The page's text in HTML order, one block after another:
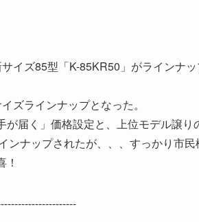
イズ85型「K-85KR50」がラインナ
ズラインナップとなった。
届く」価格設定と、上位モデル譲
ナップされたが、、、すっかり市